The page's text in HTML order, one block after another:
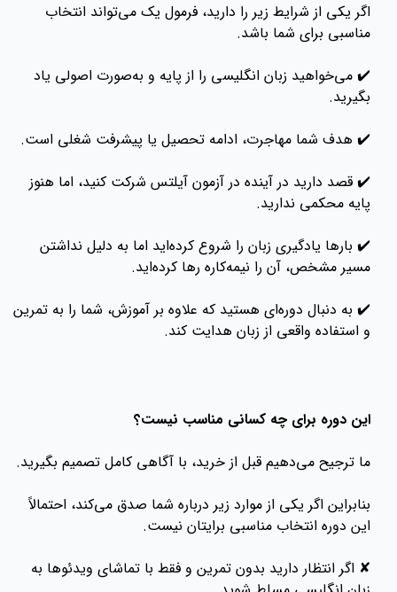
اگر یکی از شرایط زیر را دارید، فرمول یک می‌تواند انتخاب
مناسبی برای شما باشد.
✔️ می‌خواهید زبان انگلیسی را از پایه و به‌صورت اصولی یاد
بگیرید.
✔️ هدف شما مهاجرت، ادامه تحصیل یا پیشرفت شغلی است.
✔️ قصد دارید در آینده در آزمون آیلتس شرکت کنید، اما هنوز
پایه محکمی ندارید.
✔️ بارها یادگیری زبان را شروع کرده‌اید اما به دلیل نداشتن
مسیر مشخص، آن را نیمه‌کاره رها کرده‌اید.
✔️ به دنبال دوره‌ای هستید که علاوه بر آموزش، شما را به تمرین
و استفاده واقعی از زبان هدایت کند.
این دوره برای چه کسانی مناسب نیست؟
ما ترجیح می‌دهیم قبل از خرید، با آگاهی کامل تصمیم بگیرید.
بنابراین اگر یکی از موارد زیر درباره شما صدق می‌کند، احتمالاً
این دوره انتخاب مناسبی برایتان نیست.
✘ اگر انتظار دارید بدون تمرین و فقط با تماشای ویدئوها به